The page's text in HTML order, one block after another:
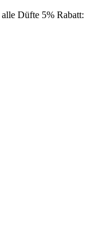
Düfte 5% Rabatt: